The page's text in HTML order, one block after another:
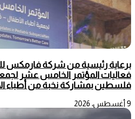
برعاية رئيسية من شركة فارمكس
فعاليات المؤتمر الخامس عشر
فلسطين بمشاركة نخبة من أطباء
9 أغسطس، 2026